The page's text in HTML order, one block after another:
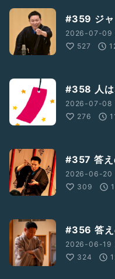
#359 ジャ
2026-07-09
527
#358 人は
2026-07-08
276
#357 答え
2026-06-20
309
#356 答え
2026-06-19
324